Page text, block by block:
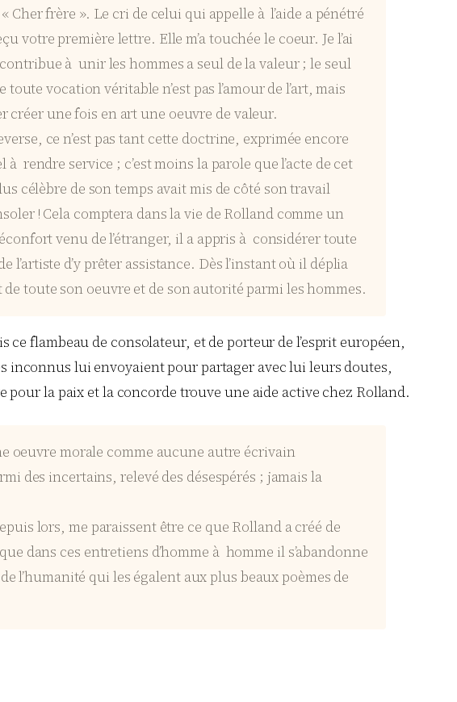
frère ». Le cri de celui qui appelle à l’aide a pénétré
votre première lettre. Elle m’a touchée le coeur. Je l’ai
contribue à unir les hommes a seul de la valeur ; le seul
vocation véritable n’est pas l’amour de l’art, mais
créer une fois en art une oeuvre de valeur.
ce n’est pas tant cette doctrine, exprimée encore
rendre service ; c’est moins la parole que l’acte de cet
célèbre de son temps avait mis de côté son travail
! Cela comptera dans la vie de Rolland comme un
venu de l’étranger, il a appris à considérer toute
d’y prêter assistance. Dès l’instant où il déplia
toute son oeuvre et de son autorité parmi les hommes.
flambeau de consolateur, et de porteur de l’esprit européen,
inconnus lui envoyaient pour partager avec lui leurs doutes,
pour la paix et la concorde trouve une aide active chez Rolland.
oeuvre morale comme aucune autre écrivain
des incertains, relevé des désespérés ; jamais la
lors, me paraissent être ce que Rolland a créé de
dans ces entretiens d’homme à homme il s’abandonne
l’humanité qui les égalent aux plus beaux poèmes de